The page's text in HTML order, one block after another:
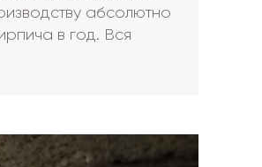
абсолютно
в год. Вся